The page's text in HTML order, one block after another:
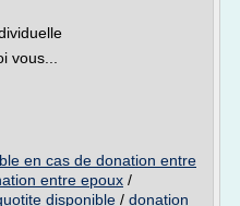
vous...
en cas de donation entre
entre epoux /
disponible / donation